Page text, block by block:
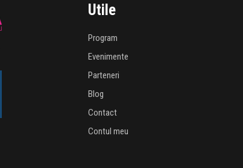
Utile
Program
Evenimente
Parteneri
Blog
Contact
Contul meu